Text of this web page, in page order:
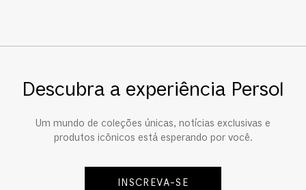
Descubra a experiência Persol
Um mundo de coleções únicas, notícias exclusivas e
produtos icônicos está esperando por você.
INSCREVA-SE